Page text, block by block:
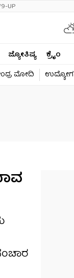
UP
ಜ್ಯೋತಿಷ್ಯ
ಕ್ರೈಂ
ಮೋದಿ ಉದ್ಯೋಗ